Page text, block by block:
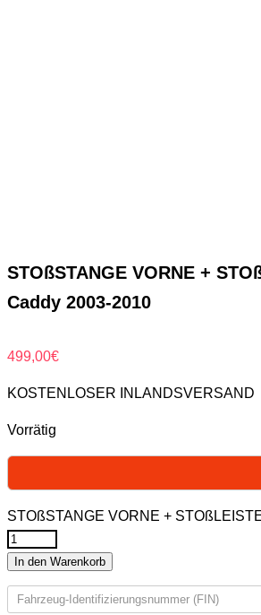
STOßSTANGE VORNE +
Caddy 2003-2010
499,00€
KOSTENLOSER INLANDSVERSAND
Vorrätig
STOßSTANGE VORNE +
In den Warenkorb